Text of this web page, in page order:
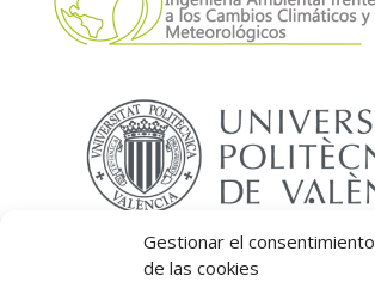
Gestionar el consentimiento
de las cookies
Síguenos: